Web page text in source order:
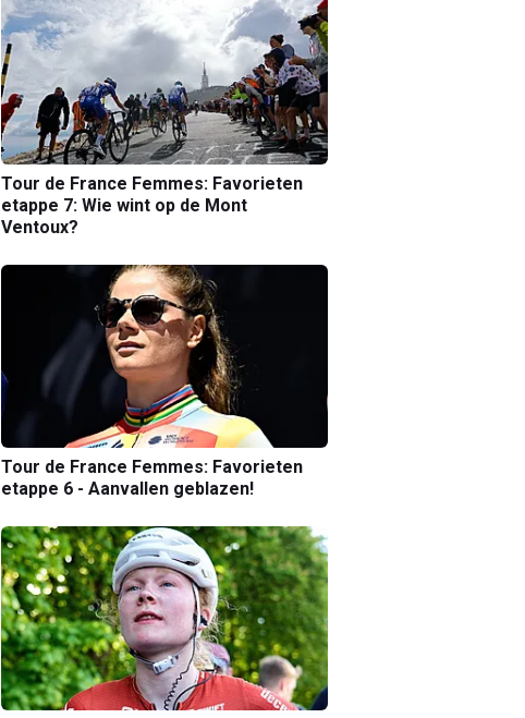
Tour de France Femmes: Favorieten
etappe 7: Wie wint op de Mont
Ventoux?
Tour de France Femmes: Favorieten
etappe 6 - Aanvallen geblazen!